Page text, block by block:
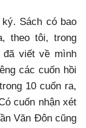
Sách có bao
theo tôi, trong
đã viết về mình
các cuốn hồi
10 cuốn ra,
cuốn nhận xét
Văn Đôn cũng